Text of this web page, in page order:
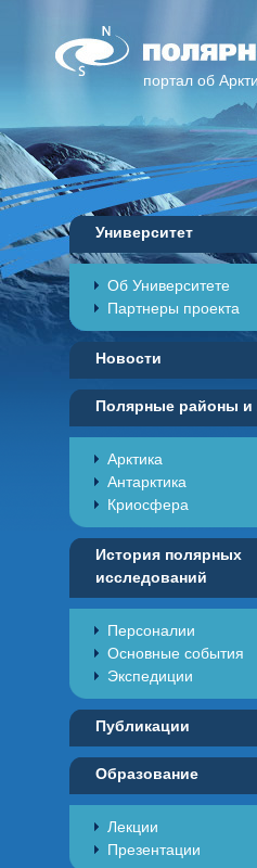
портал об
Университет
Об Университете
Партнеры проекта
Новости
Полярные районы и
Арктика
Антарктика
Криосфера
История полярных
исследований
Персоналии
Основные события
Экспедиции
Публикации
Образование
Лекции
Презентации